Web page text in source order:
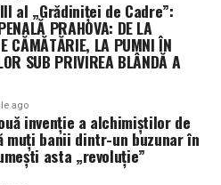
în timp ce senatoarea
că textul limitează cererile
pentru Pentagon.
al „Grădiniței de Cadre”:
PRAHOVA: DE LA
CĂMĂTĂRIE, LA PUMNI ÎN
SUB PRIVIREA BLÂNDĂ A
ago
invenție a alchimiștilor de
muți banii dintr-un buzunar în
asta „revoluție”